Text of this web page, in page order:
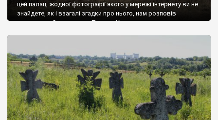
цей палац, жодної фотографії якого у мережі інтернету ви не
знайдете, як і взагалі згадки про нього, нам розповів
мешканець Самгородка. Палац у Красному вразив не лише